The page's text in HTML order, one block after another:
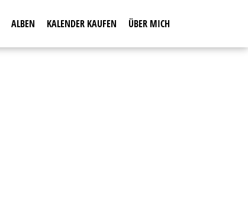
ALBEN KALENDER KAUFEN ÜBER MICH